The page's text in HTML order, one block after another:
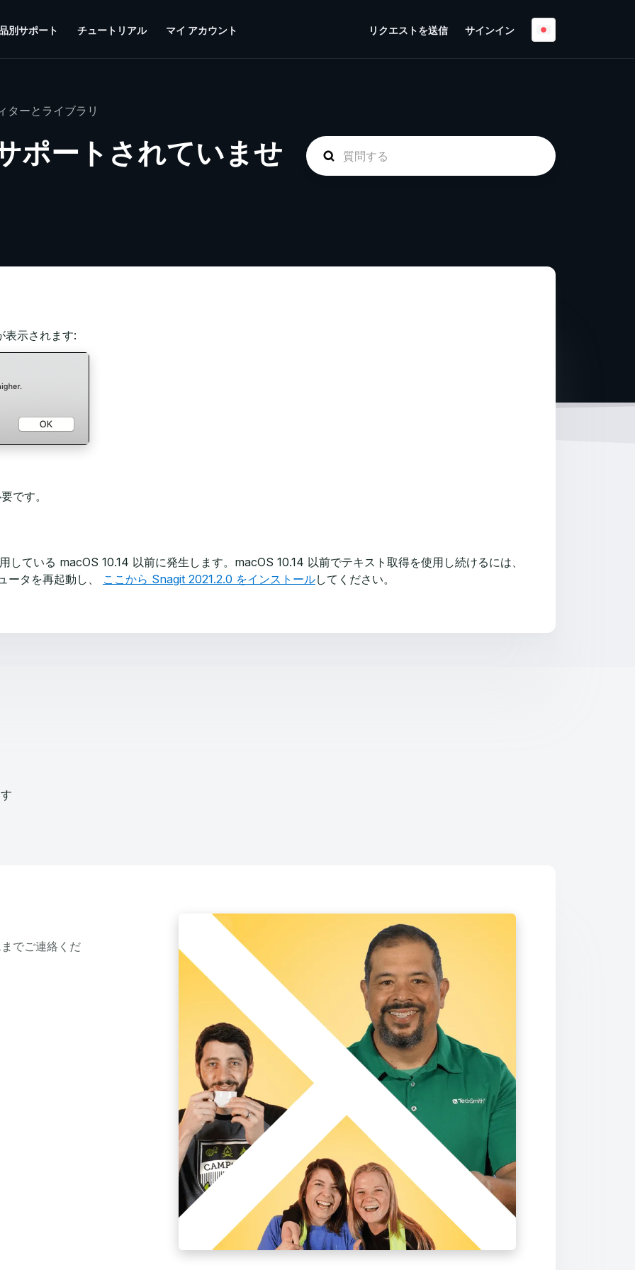
別サポート チュートリアル マイ アカウント リクエストを送信 サインイン
ターとライブラリ
ポートされていませ
表示されます:
です。
している macOS 10.14 以前に発生します。macOS 10.14 以前でテキスト取得を使用し続けるには、
ータを再起動し、 ここから Snagit 2021.2.0 をインストールしてください。
でご連絡くだ